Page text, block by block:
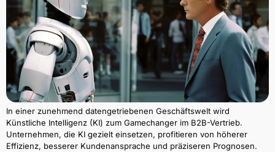
In einer zunehmend datengetriebenen Geschäftswelt wird
Künstliche Intelligenz (KI) zum Gamechanger im B2B-Vertrieb.
Unternehmen, die KI gezielt einsetzen, profitieren von höherer
Effizienz, besserer Kundenansprache und präziseren Prognosen.